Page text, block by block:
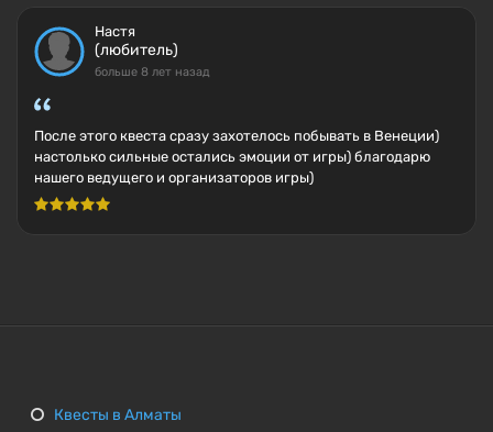
Настя
(любитель)
больше 8 лет назад
После этого квеста сразу захотелось побывать в Венеции)
настолько сильные остались эмоции от игры) благодарю
нашего ведущего и организаторов игры)
Квесты в Алматы